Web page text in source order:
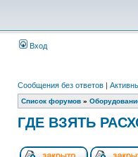
Вход
Сообщения без ответов |
Список форумов »
ГДЕ ВЗЯТЬ